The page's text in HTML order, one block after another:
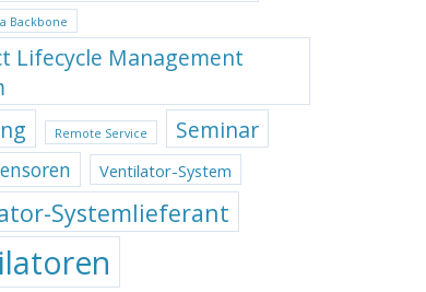
Backbone
Lifecycle Management
Remote Service Seminar
Ventilator-System
Systemlieferant